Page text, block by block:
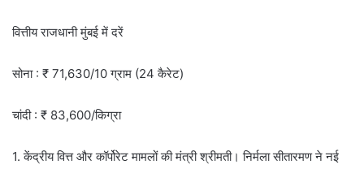
वित्तीय राजधानी मुंबई में दरें
सोना : ₹ 71,630/10 ग्राम (24 कैरेट)
चांदी : ₹ 83,600/किग्रा
1. केंद्रीय वित्त और कॉर्पोरेट मामलों की मंत्री श्रीमती। निर्मला सीतारमण ने नई